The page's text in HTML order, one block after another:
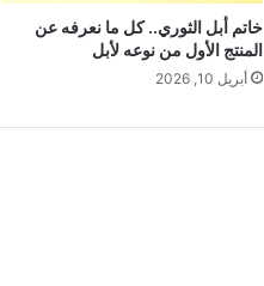
خاتم أبل الثوري.. كل ما نعرفه عن
المنتج الأول من نوعه لأبل
أبريل 10, 2026